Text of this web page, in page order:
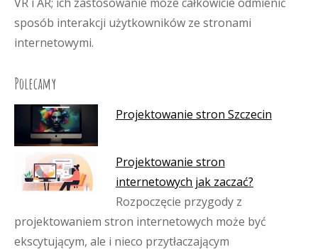
sposób interakcji użytkowników ze stronami
internetowymi.
Polecamy
Projektowanie stron Szczecin
Projektowanie stron
internetowych jak zaczać?
Rozpoczęcie przygody z
projektowaniem stron internetowych może być
ekscytującym, ale i nieco przytłaczającym